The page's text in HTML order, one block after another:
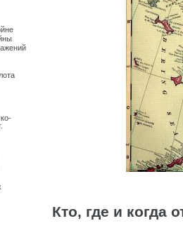
Кто, где и когда